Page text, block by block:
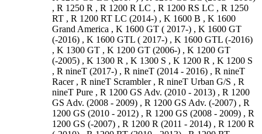
, R 1250 R , R 1200 R LC , R 1200 RS LC , R 1250
RT , R 1200 RT LC (2014-) , K 1600 B , K 1600
Grand America , K 1600 GT ( 2017-) , K 1600 GT
(-2016) , K 1600 GTL ( 2017-) , K 1600 GTL (-2016)
, K 1300 GT , K 1200 GT (2006-) , K 1200 GT
(-2005) , K 1300 R , K 1300 S , K 1200 R , K 1200 S
, R nineT (2017-) , R nineT (2014 - 2016) , R nineT
Racer , R nineT Scrambler , R nineT Urban G/S , R
nineT Pure , R 1200 GS Adv. (2010 - 2013) , R 1200
GS Adv. (2008 - 2009) , R 1200 GS Adv. (-2007) , R
1200 GS (2010 - 2012) , R 1200 GS (2008 - 2009) , R
1200 GS (-2007) , R 1200 R (2011 - 2014) , R 1200 R